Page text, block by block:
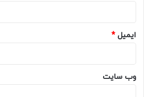
ایمیل*
وب‌ سایت